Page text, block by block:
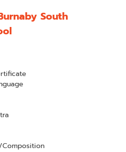
South
Composition